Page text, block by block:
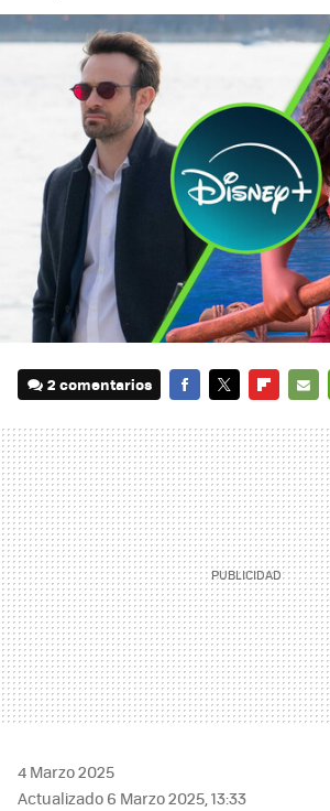
2 comentarios
MAIL
4 Marzo 2025
Actualizado 6 Marzo 2025, 13:33